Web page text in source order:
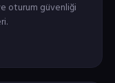
oturum güvenliği